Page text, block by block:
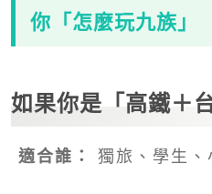
你「怎麼玩九族」
如果你是「高鐵＋
適合誰： 獨旅、學生、